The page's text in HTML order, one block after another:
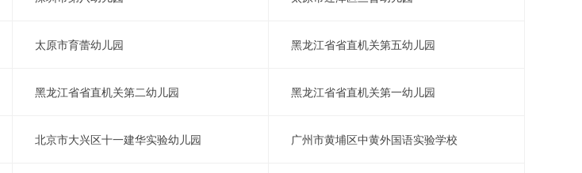
太原市育蕾幼儿园 黑龙江省省直机关第五幼儿园
黑龙江省省直机关第二幼儿园 黑龙江省省直机关第一幼儿园
北京市大兴区十一建华实验幼儿园 广州市黄埔区中黄外国语实验学校